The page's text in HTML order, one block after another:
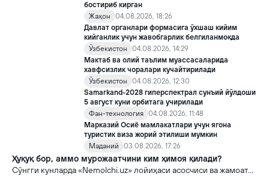
бостириб кирган
Жаҳон
04.08.2026, 18:26
Давлат органлари формасига ўхшаш кийим
кийганлик учун жавобгарлик белгиланмоқда
Ўзбекистон
04.08.2026, 14:29
Мактаб ва олий таълим муассасаларида
хавфсизлик чоралари кучайтирилади
Ўзбекистон
04.08.2026, 12:30
Samarkand-2028 гиперспектрал сунъий йўлдоши
5 август куни орбитага учирилади
Фан-технология 04.08.2026, 11:48
Марказий Осиё мамлакатлари учун ягона
туристик виза жорий этилиши мумкин
Маданий
03.08.2026, 17:26
Ҳуқуқ бор, аммо мурожаатчини ким ҳимоя қилади?
Сўнгги кунларда «Nemolchi.uz» лойиҳаси асосчиси ва жамоат